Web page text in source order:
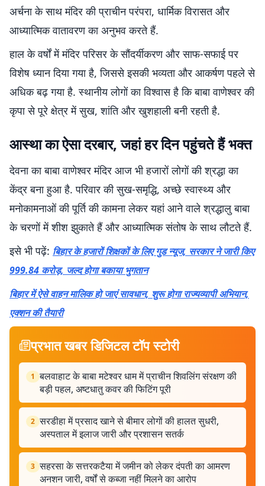
अर्चना के साथ मंदिर की प्राचीन परंपरा, धार्मिक विरासत और
आध्यात्मिक वातावरण का अनुभव करते हैं.
हाल के वर्षों में मंदिर परिसर के सौंदर्यीकरण और साफ-सफाई पर
विशेष ध्यान दिया गया है, जिससे इसकी भव्यता और आकर्षण पहले से
अधिक बढ़ गया है. स्थानीय लोगों का विश्वास है कि बाबा वाणेश्वर की
कृपा से पूरे क्षेत्र में सुख, शांति और खुशहाली बनी रहती है.
आस्था का ऐसा दरबार, जहां हर दिन पहुंचते हैं भक्त
देवना का बाबा वाणेश्वर मंदिर आज भी हजारों लोगों की श्रद्धा का
केंद्र बना हुआ है. परिवार की सुख-समृद्धि, अच्छे स्वास्थ्य और
मनोकामनाओं की पूर्ति की कामना लेकर यहां आने वाले श्रद्धालु बाबा
के चरणों में शीश झुकाते हैं और आध्यात्मिक संतोष के साथ लौटते हैं.
इसे भी पढ़ें: बिहार के हजारों शिक्षकों के लिए गुड न्यूज, सरकार ने जारी किए
999.84 करोड़, जल्द होगा बकाया भुगतान
बिहार में ऐसे वाहन मालिक हो जाएं सावधान, शुरू होगा राज्यव्यापी अभियान,
एक्शन की तैयारी
प्रभात खबर डिजिटल टॉप स्टोरी
1 बलवाहाट के बाबा मटेश्वर धाम में प्राचीन शिवलिंग संरक्षण की
बड़ी पहल, अष्टधातु कवर की फिटिंग पूरी
2 सरडीहा में प्रसाद खाने से बीमार लोगों की हालत सुधरी,
अस्पताल में इलाज जारी और प्रशासन सतर्क
3 सहरसा के सत्तरकटैया में जमीन को लेकर दंपती का आमरण
अनशन जारी, वर्षों से कब्जा नहीं मिलने का आरोप